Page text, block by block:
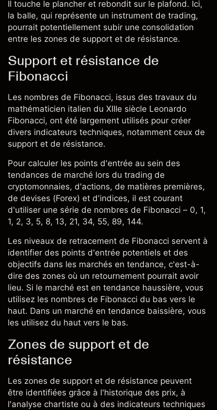
Il touche le plancher et rebondit sur le plafond. Ici,
la balle, qui représente un instrument de trading,
pourrait potentiellement subir une consolidation
entre les zones de support et de résistance.
Support et résistance de
Fibonacci
Les nombres de Fibonacci, issus des travaux du
mathématicien italien du XIIIe siècle Leonardo
Fibonacci, ont été largement utilisés pour créer
divers indicateurs techniques, notamment ceux de
support et de résistance.
Pour calculer les points d'entrée au sein des
tendances de marché lors du trading de
cryptomonnaies, d'actions, de matières premières,
de devises (Forex) et d'indices, il est courant
d'utiliser une série de nombres de Fibonacci – 0, 1,
1, 2, 3, 5, 8, 13, 21, 34, 55, 89, 144.
Les niveaux de retracement de Fibonacci servent à
identifier des points d'entrée potentiels et des
objectifs dans les marchés en tendance, c'est-à-
dire des zones où un retournement pourrait avoir
lieu. Si le marché est en tendance haussière, vous
utilisez les nombres de Fibonacci du bas vers le
haut. Dans un marché en tendance baissière, vous
les utilisez du haut vers le bas.
Zones de support et de
résistance
Les zones de support et de résistance peuvent
être identifiées grâce à l'historique des prix, à
l'analyse chartiste ou à des indicateurs techniques